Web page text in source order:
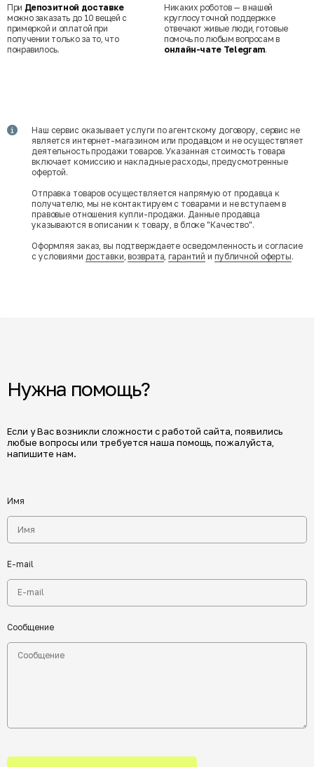
При Депозитной доставке
можно заказать до 10 вещей с
примеркой и оплатой при
получении только за то, что
понравилось.
Никаких роботов — в нашей
круглосуточной поддержке
отвечают живые люди, готовые
помочь по любым вопросам в
онлайн-чате Telegram.
Наш сервис оказывает услуги по агентскому договору, сервис не
является интернет-магазином или продавцом и не осуществляет
деятельность продажи товаров. Указанная стоимость товара
включает комиссию и накладные расходы, предусмотренные
офертой.
Отправка товаров осуществляется напрямую от продавца к
получателю, мы не контактируем с товарами и не вступаем в
правовые отношения купли-продажи. Данные продавца
указываются в описании к товару, в блоке "Качество".
Оформляя заказ, вы подтверждаете осведомленность и согласие
с условиями доставки,возврата,гарантий и публичной оферты.
Нужна помощь?
Если у Вас возникли сложности с работой сайта, появились
любые вопросы или требуется наша помощь, пожалуйста,
напишите нам.
Имя
E-mail
Сообщение